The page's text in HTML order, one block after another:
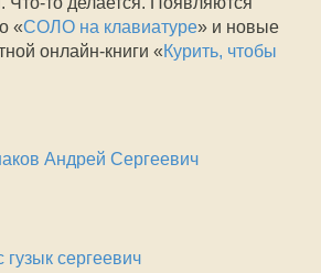
«СОЛО на клавиатуре» и новые
онлайн-книги «Курить, чтобы
Андрей Сергеевич
гузык сергеевич